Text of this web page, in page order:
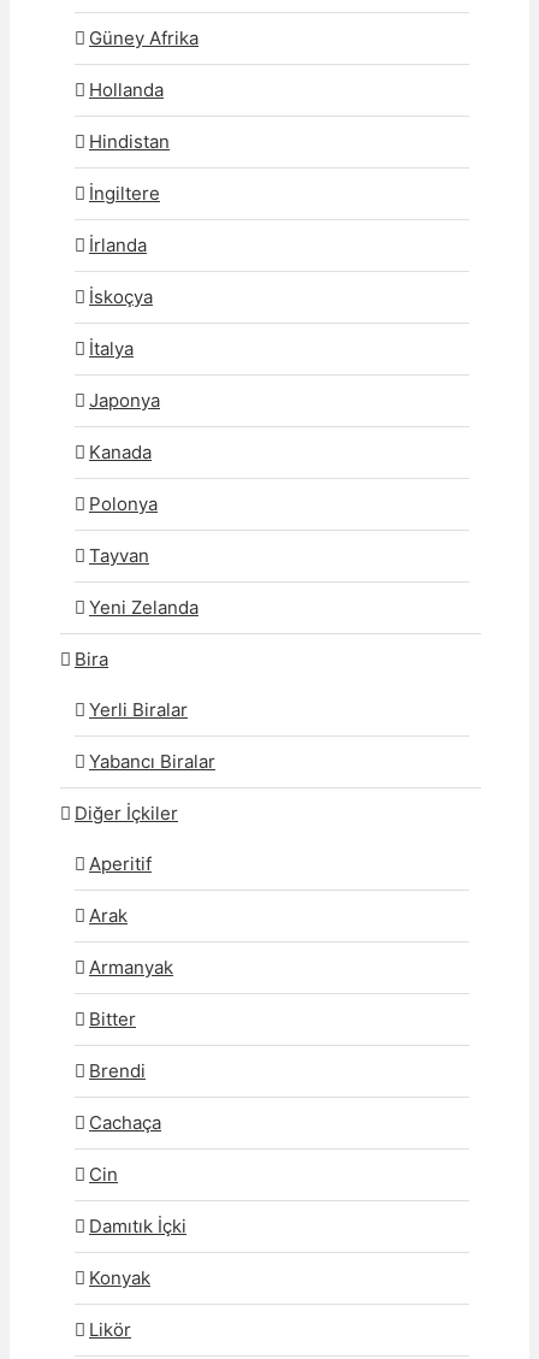
Güney Afrika
Hollanda
Hindistan
İngiltere
İrlanda
İskoçya
İtalya
Japonya
Kanada
Polonya
Tayvan
Yeni Zelanda
Bira
Yerli Biralar
Yabancı Biralar
Diğer İçkiler
Aperitif
Arak
Armanyak
Bitter
Brendi
Cachaça
Cin
Damıtık İçki
Konyak
Likör